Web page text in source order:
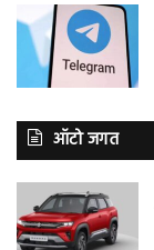
ऑटो जगत